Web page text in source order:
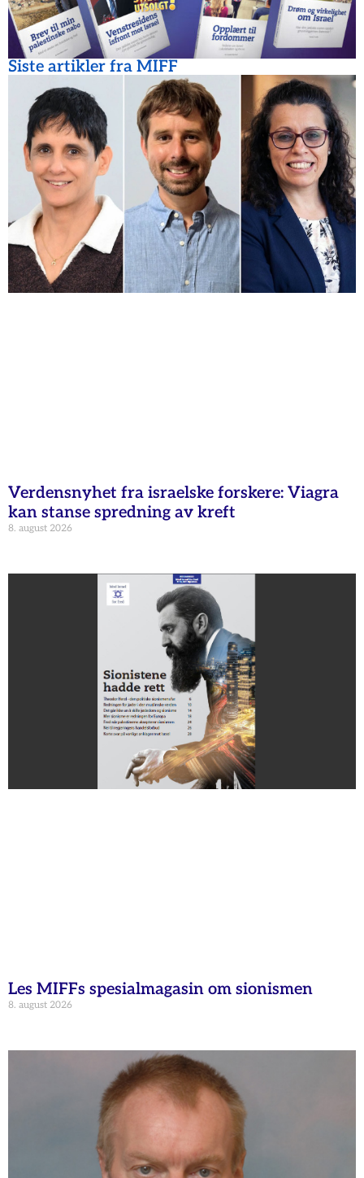
Siste artikler fra MIFF
Verdensnyhet fra israelske forskere: Viagra
kan stanse spredning av kreft
8. august 2026
Les MIFFs spesialmagasin om sionismen
8. august 2026